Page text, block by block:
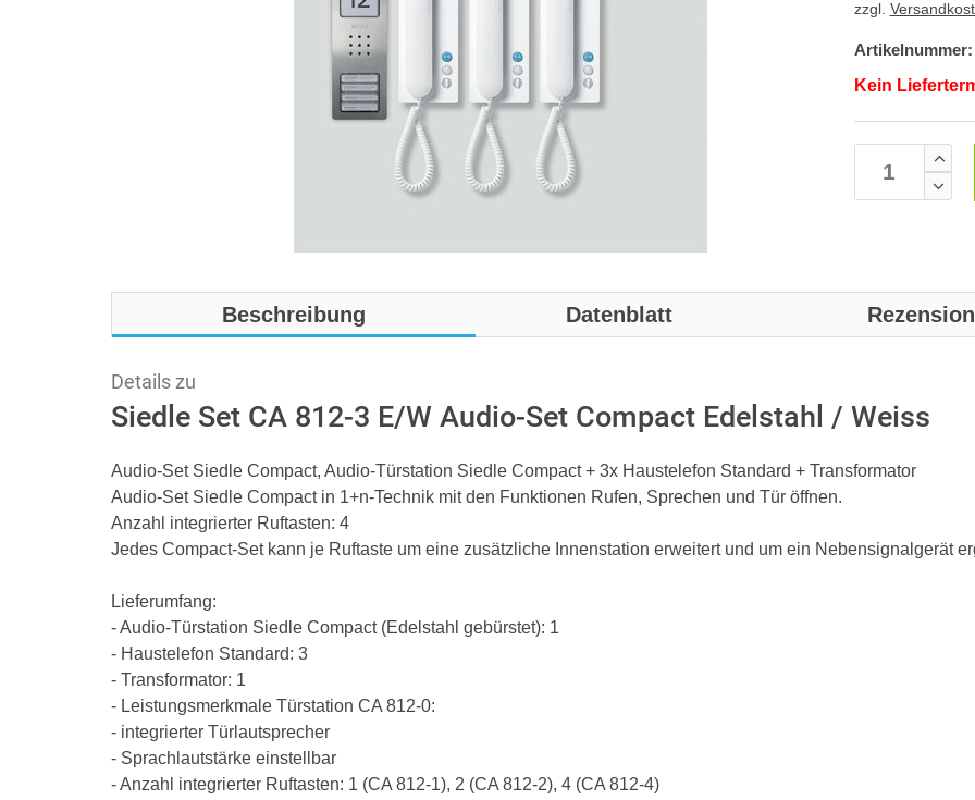
zzgl.
Artikelnummer:
Kein
Beschreibung Datenblatt
Details zu
Siedle Set CA 812-3 E/W Audio-Set Compact Edelstahl / Weiss
Audio-Set Siedle Compact, Audio-Türstation Siedle Compact + 3x Haustelefon Standard + Transformator
Audio-Set Siedle Compact in 1+n-Technik mit den Funktionen Rufen, Sprechen und Tür öffnen.
Anzahl integrierter Ruftasten: 4
Jedes Compact-Set kann je Ruftaste um eine zusätzliche Innenstation erweitert und um ein Nebensignalgerät
Lieferumfang:
- Audio-Türstation Siedle Compact (Edelstahl gebürstet): 1
- Haustelefon Standard: 3
- Transformator: 1
- Leistungsmerkmale Türstation CA 812-0:
- integrierter Türlautsprecher
- Sprachlautstärke einstellbar
- Anzahl integrierter Ruftasten: 1 (CA 812-1), 2 (CA 812-2), 4 (CA 812-4)